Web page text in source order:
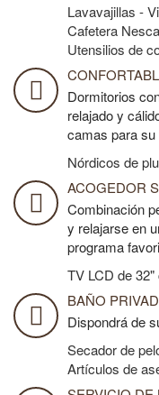
Lavavajillas -
Cafetera
Utensilios de
Dormitorios
relajado y
camas para
Nórdicos de
ACOGEDOR
Combinación
y relajarse en
programa
TV LCD de
BAÑO
Dispondrá de
Secador de
Artículos de